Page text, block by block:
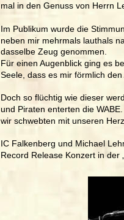
mal in den Genuss von Herrn
Im Publikum wurde die
neben mir mehrmals lauthals
dasselbe Zeug genommen.
Für einen Augenblick ging es
Seele, dass es mir förmlich den
Doch so flüchtig wie dieser
und Piraten enterten die
wir schwebten mit unseren
IC Falkenberg und Michael
Record Release Konzert in der